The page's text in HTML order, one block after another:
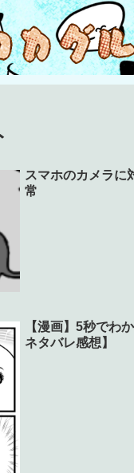
スマホのカメラに
常
【漫画】5秒でわ
ネタバレ感想】